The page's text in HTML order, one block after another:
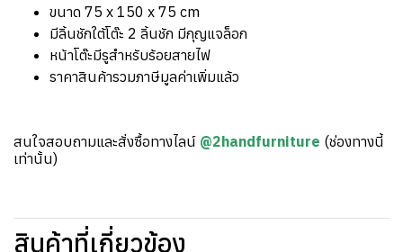
ขนาด 75 x 150 x 75 cm
มีลิ้นชักใต้โต๊ะ 2 ลิ้นชัก มีกุญแจล็อก
หน้าโต๊ะมีรูสำหรับร้อยสายไฟ
ราคาสินค้ารวมภาษีมูลค่าเพิ่มแล้ว
สนใจสอบถามและสั่งซื้อทางไลน์ @2handfurniture (ช่องทางนี้
เท่านั้น)
สินค้าที่เกี่ยวข้อง